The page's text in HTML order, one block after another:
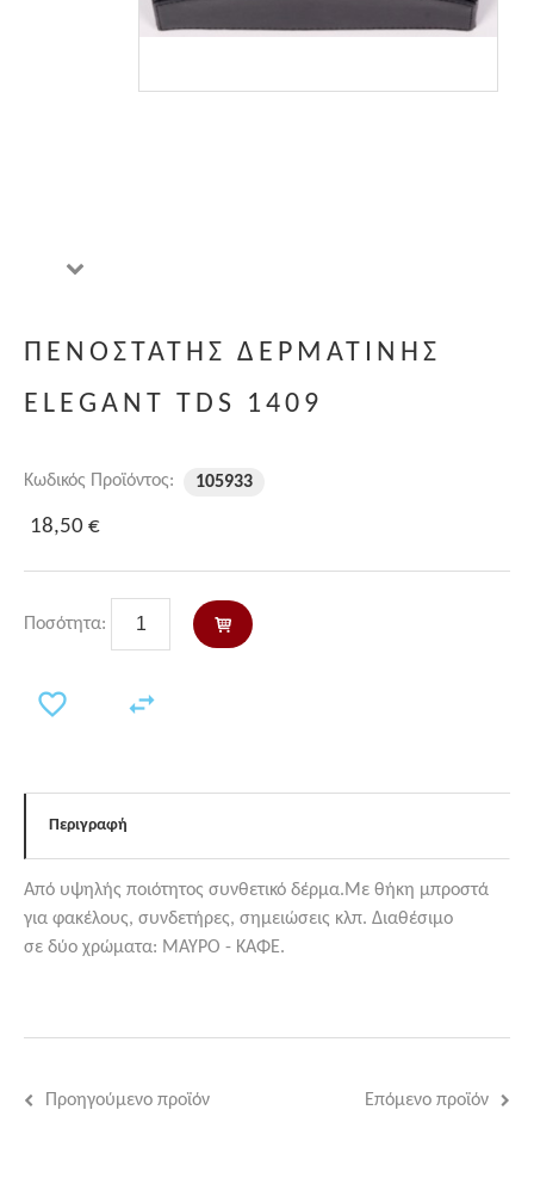
ΠΕΝΟΣΤΑΤΗΣ ΔΕΡΜΑΤΙΝΗΣ
ELEGANT TDS 1409
Κωδικός Προϊόντος: 105933
18,50 €
Ποσότητα:
Περιγραφή
Από υψηλής ποιότητος συνθετικό δέρμα.Με θήκη μπροστά
για φακέλους, συνδετήρες, σημειώσεις κλπ. Διαθέσιμο
σε δύο χρώματα: ΜΑΥΡΟ - ΚΑΦΕ.
Προηγούμενο προϊόν Επόμενο προϊόν